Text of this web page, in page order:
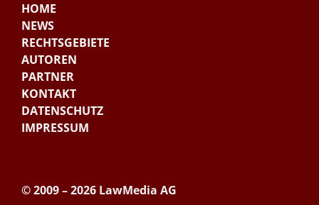
HOME
NEWS
RECHTSGEBIETE
AUTOREN
PARTNER
KONTAKT
DATENSCHUTZ
IMPRESSUM
© 2009 – 2026 LawMedia AG